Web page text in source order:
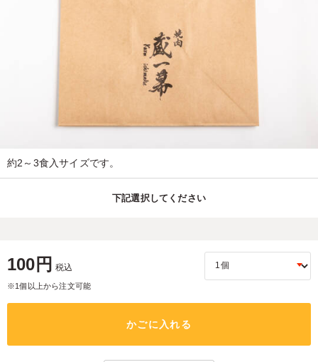
約2～3食入サイズです。
下記選択してください
100円 税込
※1個以上から注文可能
かごに入れる